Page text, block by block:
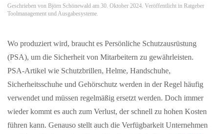
Geschrieben von Björn Schönewald am 30. Oktober 2024. Veröffentlicht in Ratgeber
Toolmanagement und Ausgabesysteme.
Wo produziert wird, braucht es Persönliche Schutzausrüstung
(PSA), um die Sicherheit von Mitarbeitern zu gewährleisten.
PSA-Artikel wie Schutzbrillen, Helme, Handschuhe,
Sicherheitsschuhe und Gehörschutz werden in der Regel häufig
verwendet und müssen regelmäßig ersetzt werden. Doch immer
wieder kommt es auch zum Verlust, der schnell zu hohen Kosten
führen kann. Genauso stellt auch die Verfügbarkeit Unternehmen